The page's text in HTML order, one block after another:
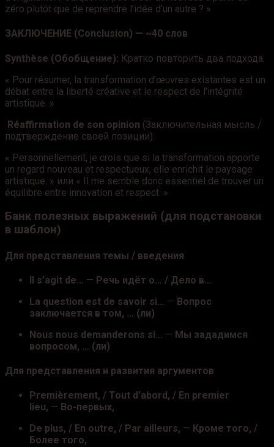
zéro plutôt que de reprendre l’idée d’un autre ? »
ЗАКЛЮЧЕНИЕ (Conclusion) — ~40 слов
Synthèse (Обобщение): Кратко повторить два подхода.
« Pour résumer, la transformation d’œuvres existantes est un
débat entre la liberté créative et le respect de l’intégrité
artistique. »
Réaffirmation de son opinion (Заключительная мысль /
подтверждение своей позиции):
« Personnellement, je crois que si la transformation apporte
un regard nouveau et respectueux, elle enrichit le paysage
artistique. » или « Il me semble donc essentiel de trouver un
équilibre entre innovation et respect. »
Банк полезных выражений (для подстановки
в шаблон)
Для представления темы / введения
Il s’agit de… — Речь идёт о… / Дело в…
La question est de savoir si… — Вопрос
заключается в том, … (ли)
Nous nous demanderons si… — Мы зададимся
вопросом, … (ли)
Для представления и развития аргументов
Premièrement, / Tout d’abord, / En premier
lieu, — Во-первых,
De plus, / En outre, / Par ailleurs, — Кроме того, /
Более того,